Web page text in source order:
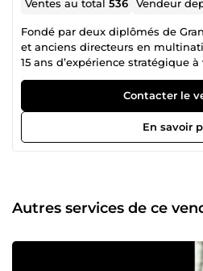
Ventes au total536 Vendeur
Fondé par deux diplômés de
et anciens directeurs en
15 ans d’expérience stratégique
+520 études réalisées avec
nous contentons pas de rédiger
bâtissons des projets viables,
vous soyez au stade de l'idée ou
développement, nous apportons
: La vision stratégique des
entrepreneuriale. -&gt; Sur-
&gt; Accompagnement 360° :
Contacter le
En savoir
Autres services de ce